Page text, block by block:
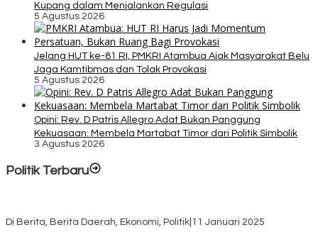
Kupang dalam Menjalankan Regulasi
5 Agustus 2026
Jelang HUT ke-81 RI, PMKRI Atambua Ajak Masyarakat Belu
Jaga Kamtibmas dan Tolak Provokasi
5 Agustus 2026
Opini: Rev. D Patris Allegro Adat Bukan Panggung
Kekuasaan: Membela Martabat Timor dari Politik Simbolik
3 Agustus 2026
Politik Terbaru
Di Berita, Berita Daerah, Ekonomi, Politik 11 Januari 2025